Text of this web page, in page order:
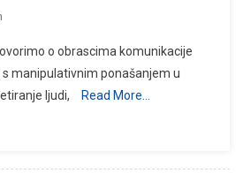
o obrascima komunikacije
manipulativnim ponašanjem u
ljudi,
Read More…